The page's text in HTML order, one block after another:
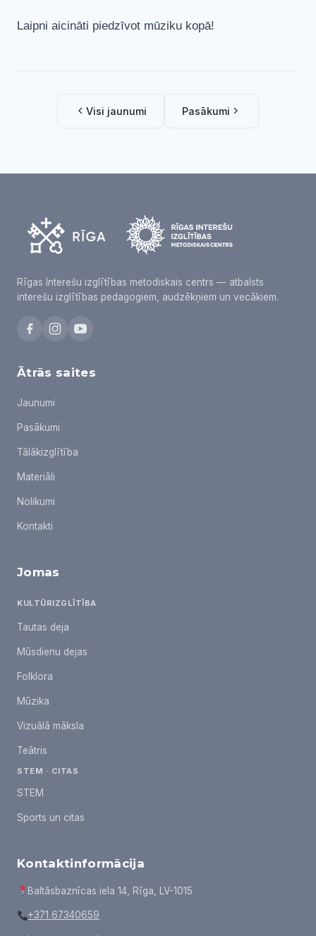
Laipni aicināti piedzīvot mūziku kopā!
Visi jaunumi Pasākumi
Rīgas Interešu izglītības metodiskais centrs — atbalsts
interešu izglītības pedagogiem, audzēkņiem un vecākiem.
Ātrās saites
Jaunumi
Pasākumi
Tālākizglītība
Materiāli
Nolikumi
Kontakti
Jomas
KULTŪRIZGLĪTĪBA
Tautas deja
Mūsdienu dejas
Folklora
Mūzika
Vizuālā māksla
Teātris
STEM · CITAS
STEM
Sports un citas
Kontaktinformācija
Baltāsbaznīcas iela 14, Rīga, LV-1015
+371 67340659